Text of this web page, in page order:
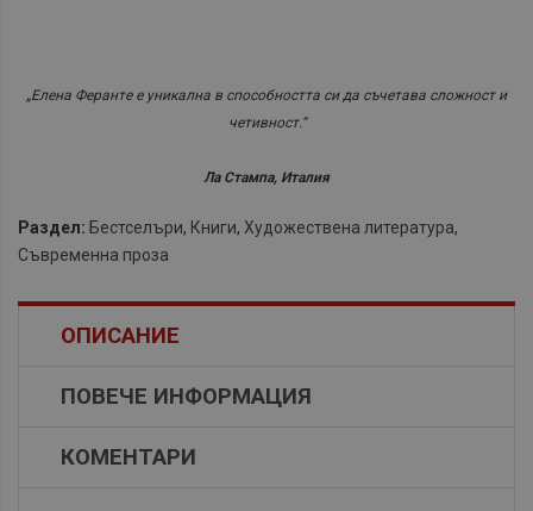
„Елена Феранте е уникална в способността си да съчетава сложност и
четивност.“
Ла Стампа, Италия
Раздел: Бестселъри, Книги, Художествена литература,
Съвременна проза
ОПИСАНИЕ
ПОВЕЧЕ ИНФОРМАЦИЯ
КОМЕНТАРИ